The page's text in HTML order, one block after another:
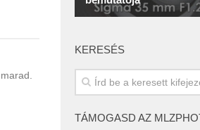
KERESÉS
TÁMOGASD AZ